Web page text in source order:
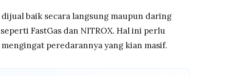
baik secara langsung maupun daring
FastGas dan NITROX. Hal ini perlu
peredarannya yang kian masif.